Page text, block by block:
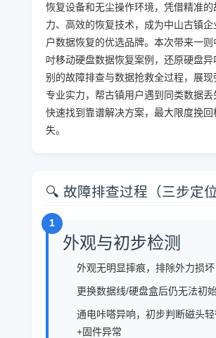
恢复设备和无尘操作环境，凭借精准的
力、高效的恢复技术，成为中山古镇企
户数据恢复的优选品牌。本次带来一
吋移动硬盘数据恢复案例，还原硬盘异
别的故障排查与数据抢救全过程，展现
专业实力，帮古镇用户遇到同类数据丢
快速找到靠谱解决方案，最大限度挽回
失。
🔍 故障排查过程（三步定位
1
外观与初步检测
外观无明显摔痕，排除外力损坏
更换数据线/硬盘盒后仍无法初
通电咔嗒异响，初步判断磁头
+固件异常